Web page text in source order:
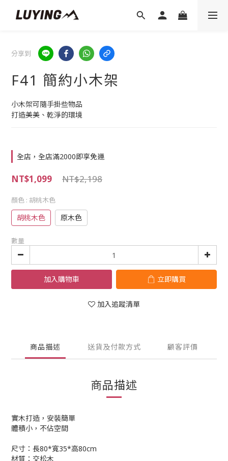
分享到
F41 簡約小木架
小木架可隨手掛些物品
打造美美、乾淨的環境
全店，全店滿2000即享免運
NT$2,198
NT$1,099
顏色 : 胡桃木色
胡桃木色 原木色
數量
加入購物車 立即購買
加入追蹤清單
商品描述 送貨及付款方式 顧客評價
商品描述
實木打造，安裝簡單
體積小，不佔空間
尺寸：長80*寬35*高80cm
材質：交松木